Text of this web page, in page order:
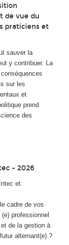
de vue du
praticiens et
sauver la
y contribuer. La
sur les
et
prend
des
- 2026
et
cadre de vos
professionnel
de la gestion à
alternant(e) ?